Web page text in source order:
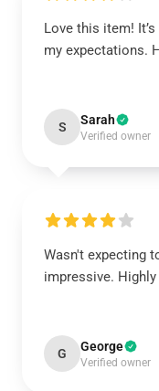
Love this item!
my expectations.
S Sarah
Verified owner
Wasn't expecting
impressive.
G George
Verified owner